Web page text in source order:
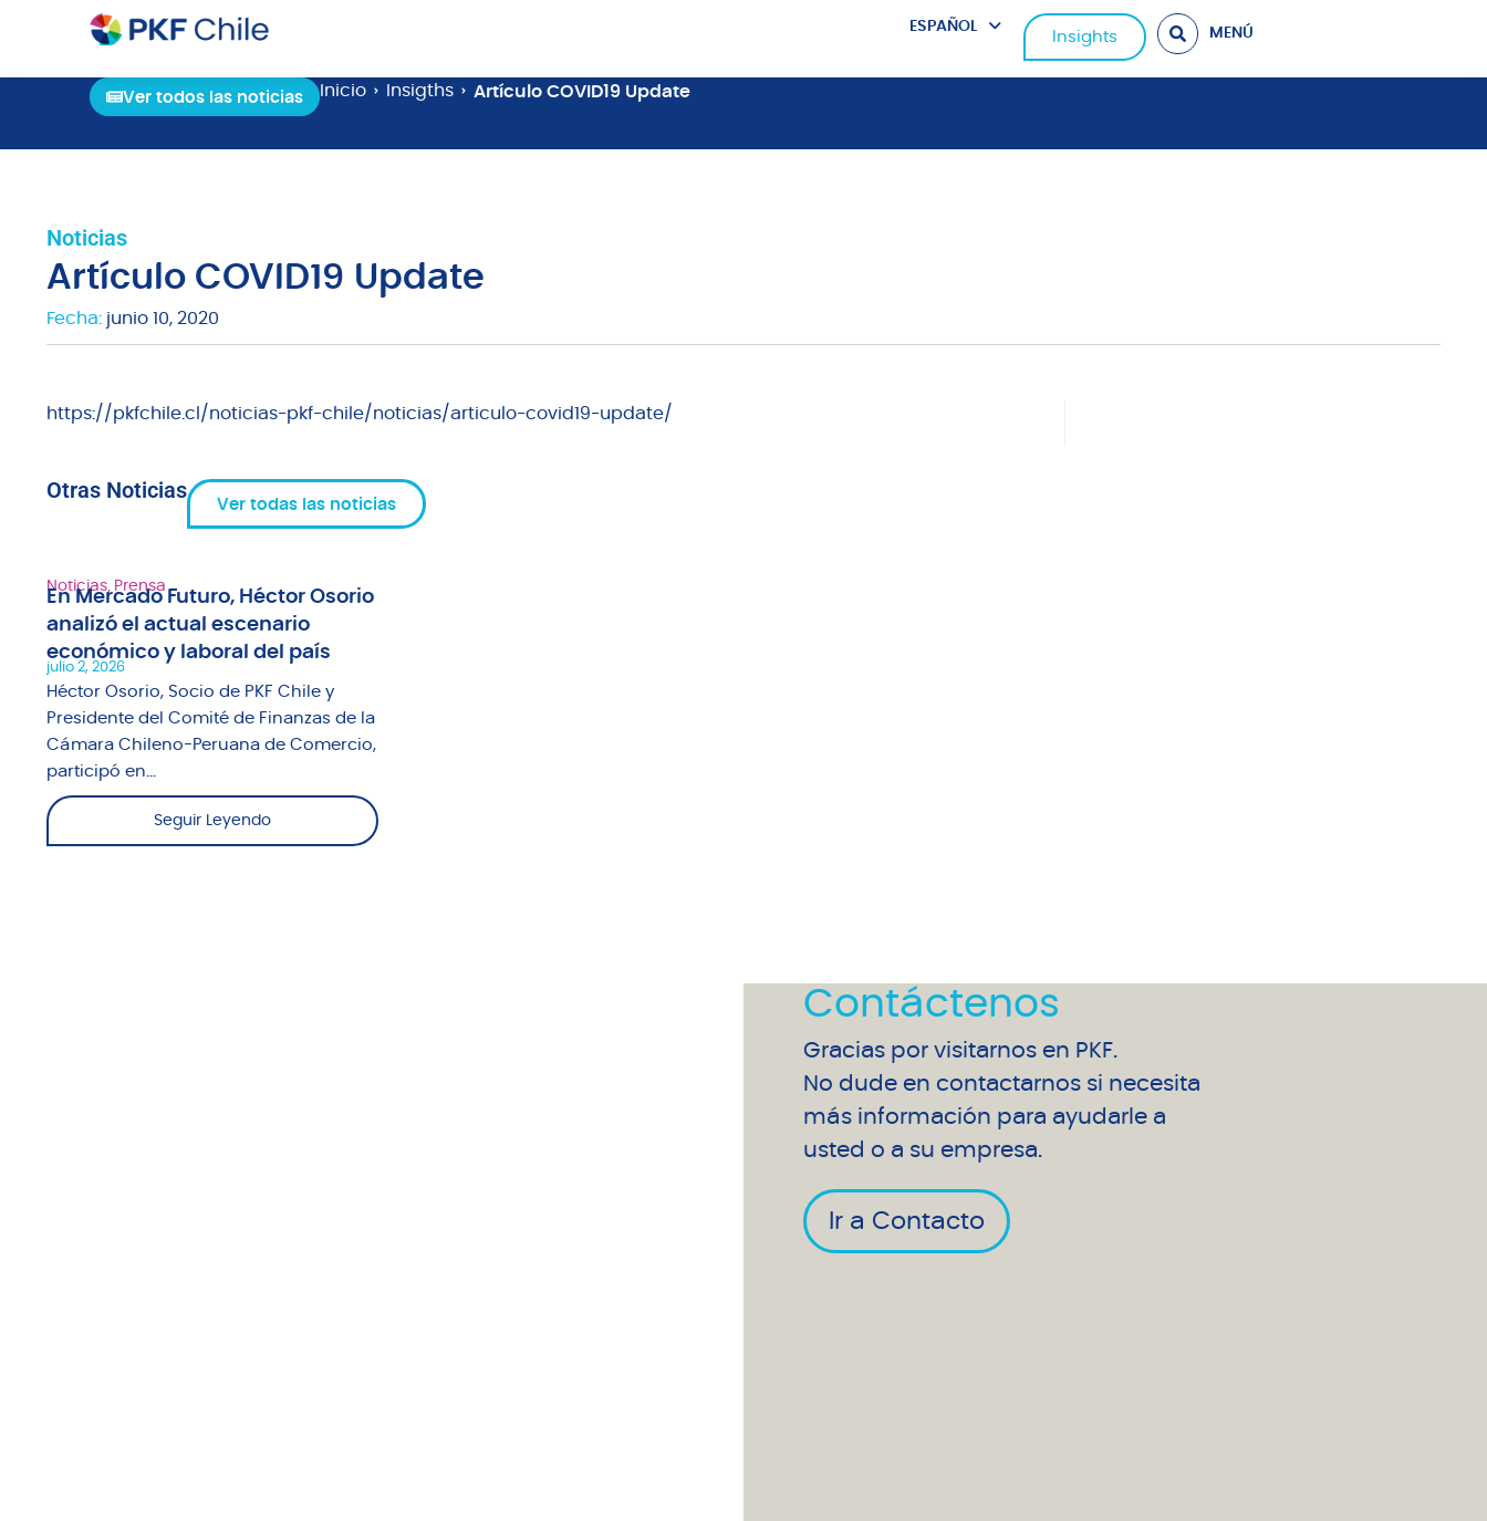
ESPAÑOL
ENGLISH Insights MENÚ
Ver todos las noticias Inicio Insigths Artículo COVID19 Update
Noticias
Artículo COVID19 Update
Fecha: junio 10, 2020
https://pkfchile.cl/noticias-pkf-chile/noticias/articulo-covid19-update/
Otras Noticias
Ver todas las noticias
Noticias Prensa
En Mercado Futuro, Héctor Osorio
analizó el actual escenario
económico y laboral del país
julio 2, 2026
Héctor Osorio, Socio de PKF Chile y
Presidente del Comité de Finanzas de la
Cámara Chileno-Peruana de Comercio,
participó en...
Seguir Leyendo
Contáctenos
Gracias por visitarnos en PKF.
No dude en contactarnos si necesita
más información para ayudarle a
usted o a su empresa.
Ir a Contacto